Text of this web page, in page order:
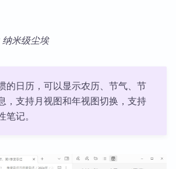
纳米级尘埃
的日历，可以显示农历、节气、节
，支持月视图和年视图切换，支持
记。